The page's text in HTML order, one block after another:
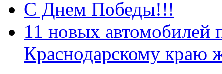
С Днем Победы!!!
11 новых автомобилей
Краснодарскому краю